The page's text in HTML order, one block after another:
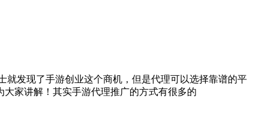
就发现了手游创业这个商机，但是代理可以选择靠谱的平
家讲解！其实手游代理推广的方式有很多的